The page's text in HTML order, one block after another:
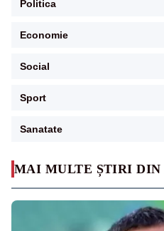
MAI MULTE ȘTIRI DIN
Politica
Economie
Social
Sport
Sanatate